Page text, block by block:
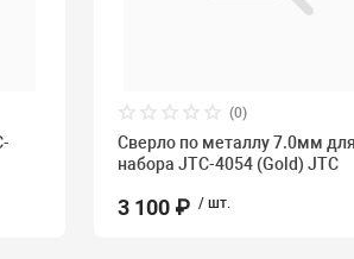
(0)
Сверло по металлу 7.0мм для
набора JTC-4054 (Gold) JTC
3 100 ₽ / шт.